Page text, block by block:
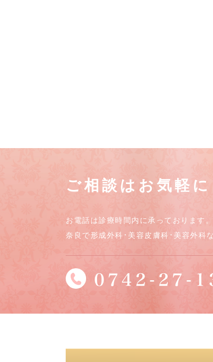
ご相談はお気軽に
お電話は診療時間内に承っております。
奈良で形成外科･美容皮膚科･美容外科